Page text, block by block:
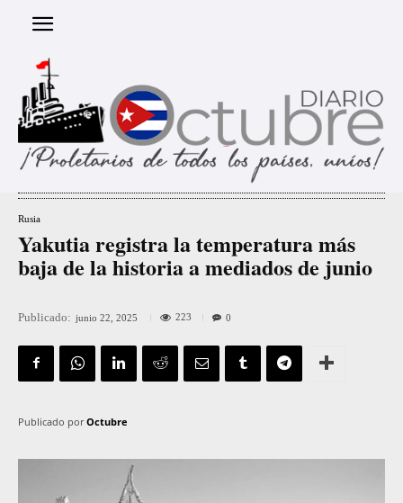
Rusia
Yakutia registra la temperatura más
baja de la historia a mediados de junio
Publicado: junio 22, 2025 223 0
Publicado por Octubre